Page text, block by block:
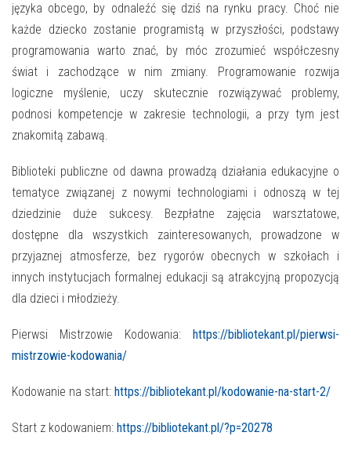
E-INFORMATOR
O NAS
języka obcego, by odnaleźć się dziś na rynku pracy. Choć nie
każde dziecko zostanie programistą w przyszłości, podstawy
programowania warto znać, by móc zrozumieć współczesny
świat i zachodzące w nim zmiany. Programowanie rozwija
logiczne myślenie, uczy skutecznie rozwiązywać problemy,
podnosi kompetencje w zakresie technologii, a przy tym jest
znakomitą zabawą.
Biblioteki publiczne od dawna prowadzą działania edukacyjne o
tematyce związanej z nowymi technologiami i odnoszą w tej
dziedzinie duże sukcesy. Bezpłatne zajęcia warsztatowe,
dostępne dla wszystkich zainteresowanych, prowadzone w
przyjaznej atmosferze, bez rygorów obecnych w szkołach i
innych instytucjach formalnej edukacji są atrakcyjną propozycją
dla dzieci i młodzieży.
Pierwsi Mistrzowie Kodowania: https://bibliotekant.pl/pierwsi-
mistrzowie-kodowania/
Kodowanie na start: https://bibliotekant.pl/kodowanie-na-start-2/
Start z kodowaniem: https://bibliotekant.pl/?p=20278